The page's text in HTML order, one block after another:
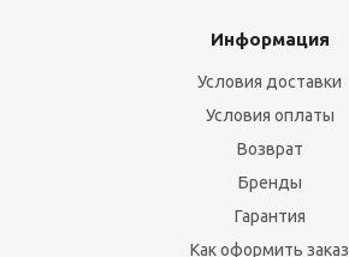
Информация
Условия доставки
Условия оплаты
Возврат
Бренды
Гарантия
Как оформить заказ